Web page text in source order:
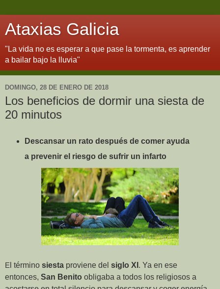
Ataxias Galicia
"La vida no es esperar a que pase la tormenta, es aprender
a bailar bajo la lluvia"
DOMINGO, 28 DE ENERO DE 2018
Los beneficios de dormir una siesta de
20 minutos
Descansar un rato después de comer ayuda
a prevenir el riesgo de sufrir un infarto
E l término siesta proviene del siglo XI . Ya en ese
entonces, San Benito obligaba a todos los religiosos a